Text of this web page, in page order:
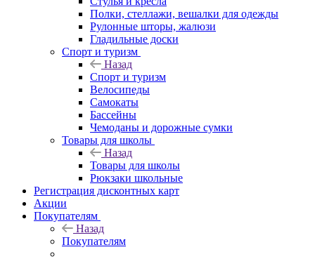
Полки, стеллажи, вешалки для одежды
Рулонные шторы, жалюзи
Гладильные доски
Спорт и туризм
Назад
Спорт и туризм
Велосипеды
Самокаты
Бассейны
Чемоданы и дорожные сумки
Товары для школы
Назад
Товары для школы
Рюкзаки школьные
Регистрация дисконтных карт
Акции
Покупателям
Назад
Покупателям